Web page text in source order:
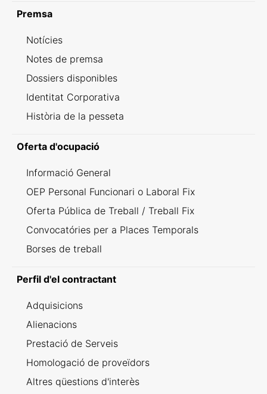
Premsa
Notícies
Notes de premsa
Dossiers disponibles
Identitat Corporativa
Història de la pesseta
Oferta d'ocupació
Informació General
OEP Personal Funcionari o Laboral Fix
Oferta Pública de Treball / Treball Fix
Convocatóries per a Places Temporals
Borses de treball
Perfil d'el contractant
Adquisicions
Alienacions
Prestació de Serveis
Homologació de proveïdors
Altres qüestions d'interès